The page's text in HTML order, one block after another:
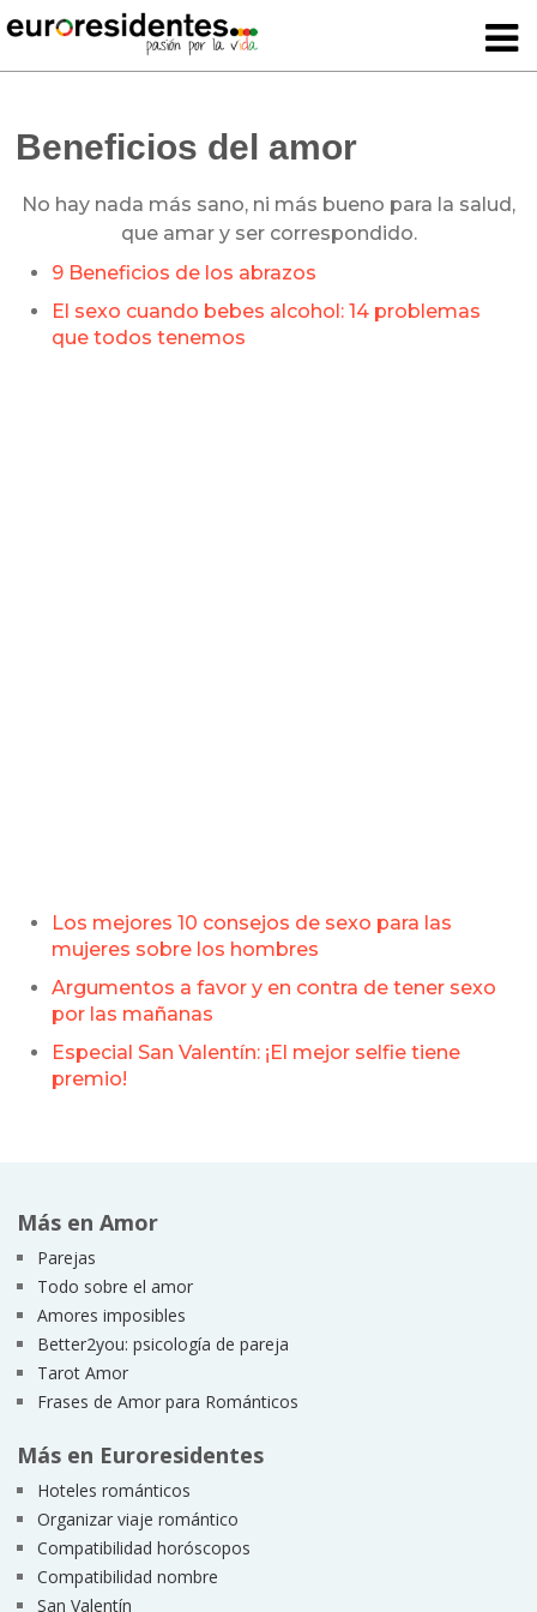
Beneficios del amor
No hay nada más sano, ni más bueno para la salud,
que amar y ser correspondido.
9 Beneficios de los abrazos
El sexo cuando bebes alcohol: 14 problemas
que todos tenemos
Los mejores 10 consejos de sexo para las
mujeres sobre los hombres
Argumentos a favor y en contra de tener sexo
por las mañanas
Especial San Valentín: ¡El mejor selfie tiene
premio!
Más en Amor
Parejas
Todo sobre el amor
Amores imposibles
Better2you: psicología de pareja
Tarot Amor
Frases de Amor para Románticos
Más en Euroresidentes
Hoteles románticos
Organizar viaje romántico
Compatibilidad horóscopos
Compatibilidad nombre
San Valentín